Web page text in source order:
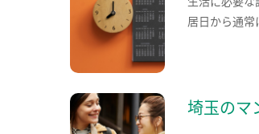
居日から通常
埼玉のマ